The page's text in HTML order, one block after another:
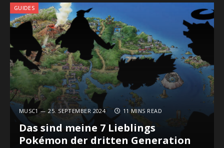
GUIDES
MUSC1 25. SEPTEMBER 2024 11 MINS READ
Das sind meine 7 Lieblings
Pokémon der dritten Generation